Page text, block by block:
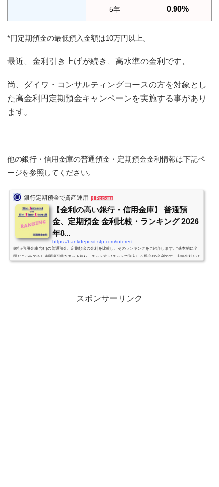
5年 0.90%
*円定期預金の最低預入金額は10万円以上。
最近、金利引き上げが続き、高水準の金利です。
尚、ダイワ・コンサルティングコースの方を対象とし
た高金利円定期預金キャンペーンを実施する事があり
ます。
他の銀行・信用金庫の普通預金・定期預金金利情報は下記ペ
ージを参照してください。
銀行定期預金で資産運用 4 Pockets
【金利の高い銀行・信用金庫】 普通預
金、定期預金 金利比較・ランキング 2026
年8...
https://bankdeposit-sfp.com/interest
銀行(信用金庫含む)の普通預金、定期預金の金利を比較し、そのランキングをご紹介します。*基本的に全
国どこからでも口座開設可能なネット銀行、ネット支店(ネットで預入した場合)の金利です。店頭金利とは
スポンサーリンク